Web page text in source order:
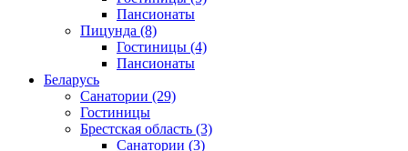
Пансионаты
Пицунда (8)
Гостиницы (4)
Пансионаты
Беларусь
Санатории (29)
Гостиницы
Брестская область (3)
Санатории (3)